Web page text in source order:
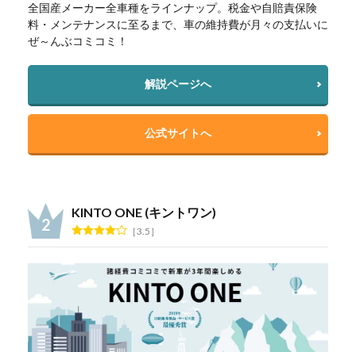
全国産メーカー全車種をラインナップ。税金や自賠責保険
料・メンテナンスに至るまで、車の維持費が月々の支払いに
ぜ～んぶコミコミ！
解説ページへ
公式サイトへ
KINTO ONE (キントワン)
3.5